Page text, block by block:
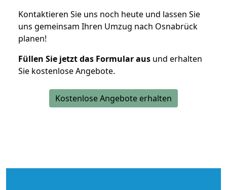
Kontaktieren Sie uns noch heute und lassen Sie
uns gemeinsam Ihren Umzug nach Osnabrück
planen!
Füllen Sie jetzt das Formular aus und erhalten
Sie kostenlose Angebote.
Kostenlose Angebote erhalten